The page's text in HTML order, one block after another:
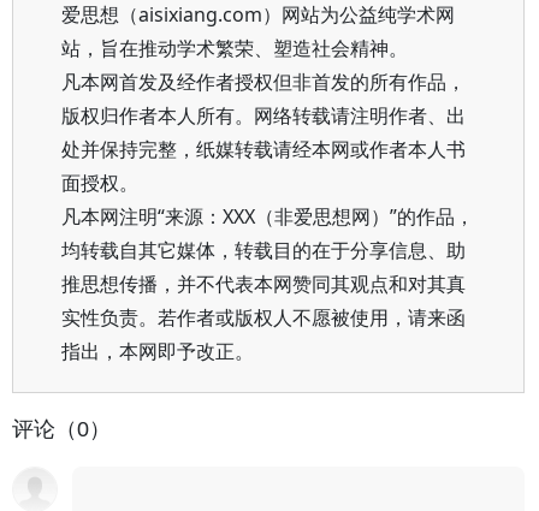
爱思想（aisixiang.com）网站为公益纯学术网
站，旨在推动学术繁荣、塑造社会精神。
凡本网首发及经作者授权但非首发的所有作品，
版权归作者本人所有。网络转载请注明作者、出
处并保持完整，纸媒转载请经本网或作者本人书
面授权。
凡本网注明“来源：XXX（非爱思想网）”的作品，
均转载自其它媒体，转载目的在于分享信息、助
推思想传播，并不代表本网赞同其观点和对其真
实性负责。若作者或版权人不愿被使用，请来函
指出，本网即予改正。
评论（0）